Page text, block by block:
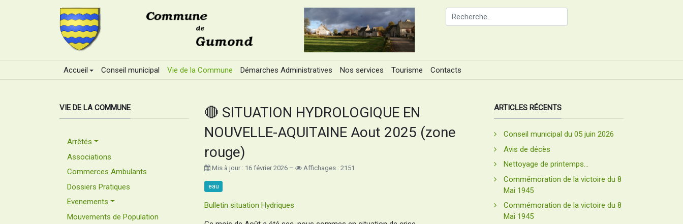
Accueil Conseil municipal Vie de la Commune Démarches Administratives Nos services Tourisme Contacts
🔴 SITUATION HYDROLOGIQUE EN
NOUVELLE-AQUITAINE Aout 2025 (zone
rouge)
Mis à jour : 16 février 2026 Affichages : 2151
eau
Bulletin situation Hydriques
VIE DE LA COMMUNE
Arrêtés
Associations
Commerces Ambulants
Dossiers Pratiques
Evenements
Mouvements de Population
ARTICLES RÉCENTS
Conseil municipal du 05 juin 2026
Avis de décès
Nettoyage de printemps...
Commémoration de la victoire du 8
Mai 1945
Commémoration de la victoire du 8
Mai 1945